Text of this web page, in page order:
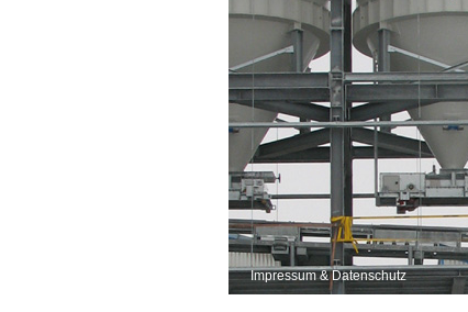
Impressum & Datenschutz